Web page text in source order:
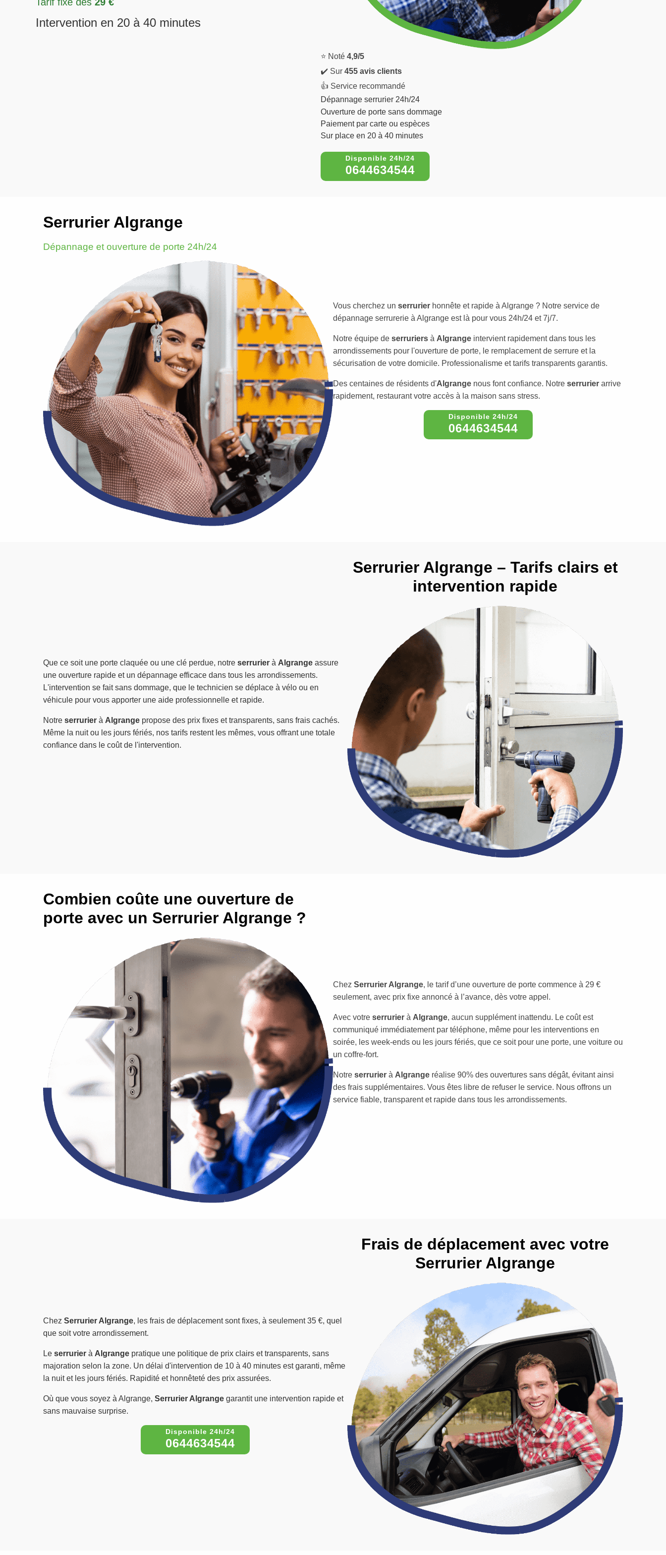
Tarif fixe dès 29 €
Intervention en 20 à 40 minutes
⭐ Noté 4,9/5
✔️ Sur 455 avis clients
👍 Service recommandé
Dépannage serrurier 24h/24
Ouverture de porte sans dommage
Paiement par carte ou espèces
Sur place en 20 à 40 minutes
0644634544
Serrurier Algrange
Dépannage et ouverture de porte 24h/24
Vous cherchez un serrurier honnête et rapide à Algrange ? Notre service de
dépannage serrurerie à Algrange est là pour vous 24h/24 et 7j/7.
Notre équipe de serruriers à Algrange intervient rapidement dans tous les
arrondissements pour l'ouverture de porte, le remplacement de serrure et la
sécurisation de votre domicile. Professionalisme et tarifs transparents garantis.
Des centaines de résidents d'Algrange nous font confiance. Notre serrurier arrive
rapidement, restaurant votre accès à la maison sans stress.
0644634544
Que ce soit une porte claquée ou une clé perdue, notre serrurier à Algrange assure
une ouverture rapide et un dépannage efficace dans tous les arrondissements.
L'intervention se fait sans dommage, que le technicien se déplace à vélo ou en
véhicule pour vous apporter une aide professionnelle et rapide.
Notre serrurier à Algrange propose des prix fixes et transparents, sans frais cachés.
Même la nuit ou les jours fériés, nos tarifs restent les mêmes, vous offrant une totale
confiance dans le coût de l'intervention.
Serrurier Algrange – Tarifs clairs et
intervention rapide
Combien coûte une ouverture de
porte avec un Serrurier Algrange ?
Chez Serrurier Algrange, le tarif d’une ouverture de porte commence à 29 €
seulement, avec prix fixe annoncé à l’avance, dès votre appel.
Avec votre serrurier à Algrange, aucun supplément inattendu. Le coût est
communiqué immédiatement par téléphone, même pour les interventions en
soirée, les week-ends ou les jours fériés, que ce soit pour une porte, une voiture ou
un coffre-fort.
Notre serrurier à Algrange réalise 90% des ouvertures sans dégât, évitant ainsi
des frais supplémentaires. Vous êtes libre de refuser le service. Nous offrons un
service fiable, transparent et rapide dans tous les arrondissements.
Chez Serrurier Algrange, les frais de déplacement sont fixes, à seulement 35 €, quel
que soit votre arrondissement.
Le serrurier à Algrange pratique une politique de prix clairs et transparents, sans
majoration selon la zone. Un délai d'intervention de 10 à 40 minutes est garanti, même
la nuit et les jours fériés. Rapidité et honnêteté des prix assurées.
Où que vous soyez à Algrange, Serrurier Algrange garantit une intervention rapide et
sans mauvaise surprise.
0644634544
Frais de déplacement avec votre
Serrurier Algrange